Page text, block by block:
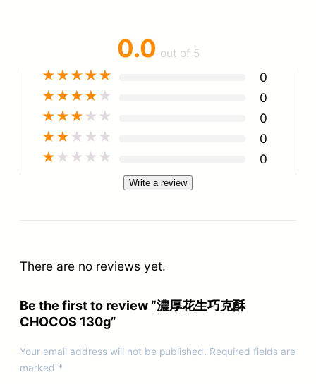
0.0 out of 5
★★★★★ 0
★★★★ ★ 0
★★★ ★ ★ 0
★★ ★ ★ ★ 0
★ ★ ★ ★ ★ 0
Write a review
There are no reviews yet.
Be the first to review “濃厚花生巧克酥
CHOCOS 130g”
Your email address will not be published. Required fields are
marked *